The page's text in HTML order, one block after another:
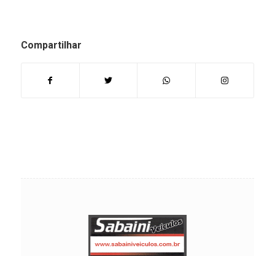
Compartilhar